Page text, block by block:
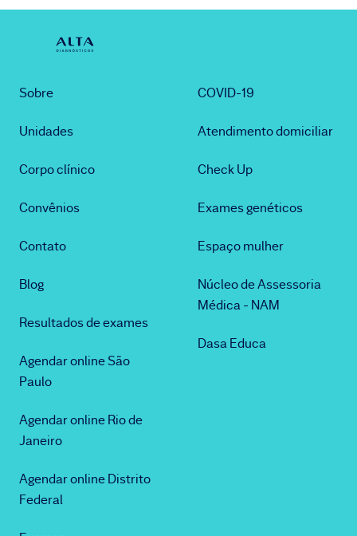
Sobre
Unidades
Corpo clínico
Convênios
Contato
Blog
Resultados de exames
Agendar online São
Paulo
Agendar online Rio de
Janeiro
Agendar online Distrito
Federal
COVID-19
Atendimento domiciliar
Check Up
Exames genéticos
Espaço mulher
Núcleo de Assessoria
Médica - NAM
Dasa Educa